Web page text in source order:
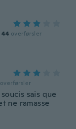
44 overførsler
overførsler
sais que
ne ramasse